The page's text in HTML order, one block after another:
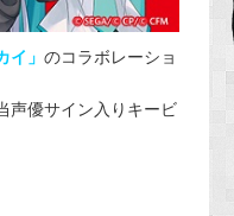
イ」 のコラボレーショ
声優サイン入りキービ